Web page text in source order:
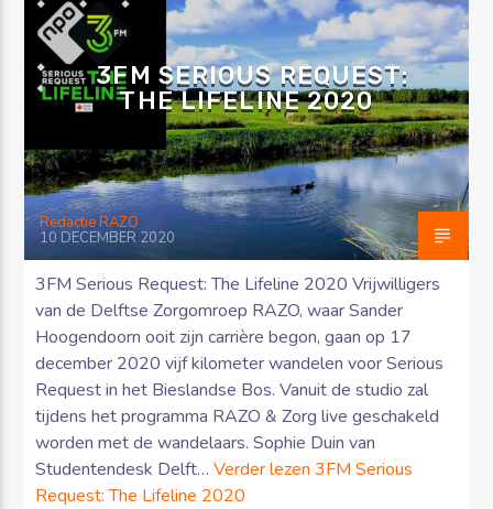
Luister RAZO online
3FM SERIOUS REQUEST:
THE LIFELINE 2020
Redactie RAZO
10 DECEMBER 2020
3FM Serious Request: The Lifeline 2020 Vrijwilligers
van de Delftse Zorgomroep RAZO, waar Sander
Hoogendoorn ooit zijn carrière begon, gaan op 17
december 2020 vijf kilometer wandelen voor Serious
Request in het Bieslandse Bos. Vanuit de studio zal
tijdens het programma RAZO & Zorg live geschakeld
worden met de wandelaars. Sophie Duin van
Studentendesk Delft…Verder lezen 3FM Serious
Request: The Lifeline 2020